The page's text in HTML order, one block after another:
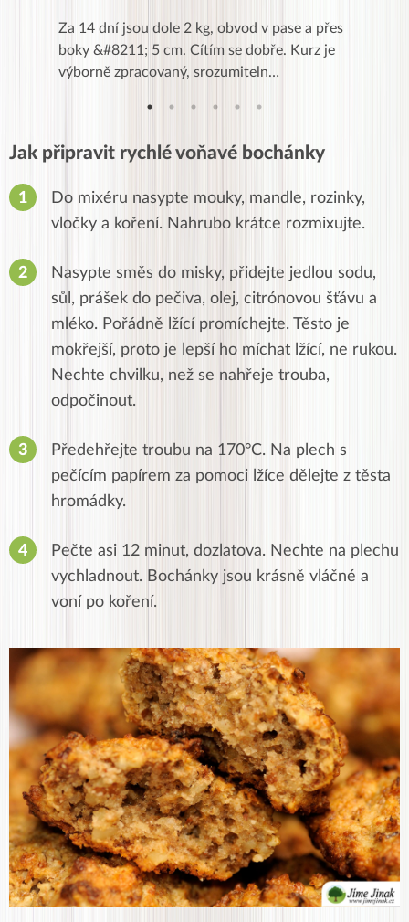
Za 14 dní jsou dole 2 kg, obvod v pase a přes
boky &#8211; 5 cm. Cítím se dobře. Kurz je
výborně zpracovaný, srozumiteln…
Jak připravit rychlé voňavé bochánky
Do mixéru nasypte mouky, mandle, rozinky,
vločky a koření. Nahrubo krátce rozmixujte.
Nasypte směs do misky, přidejte jedlou sodu,
sůl, prášek do pečiva, olej, citrónovou šťávu a
mléko. Pořádně lžící promíchejte. Těsto je
mokřejší, proto je lepší ho míchat lžící, ne rukou.
Nechte chvilku, než se nahřeje trouba,
odpočinout.
Předehřejte troubu na 170°C. Na plech s
pečícím papírem za pomoci lžíce dělejte z těsta
hromádky.
Pečte asi 12 minut, dozlatova. Nechte na plechu
vychladnout. Bochánky jsou krásně vláčné a
voní po koření.